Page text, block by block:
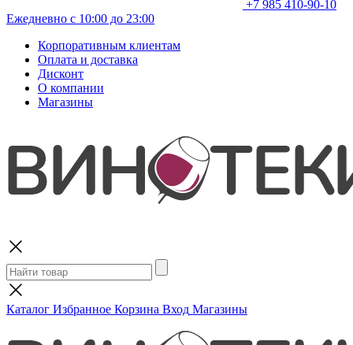
+7 985 410-90-10
Ежедневно с 10:00 до 23:00
Корпоративным клиентам
Оплата и доставка
Дисконт
О компании
Магазины
Каталог Избранное Корзина Вход Магазины